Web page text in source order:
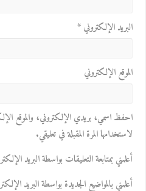
البريد الإلكتروني*
الموقع الإلكتروني
احفظ اسمي، بريدي الإلكتروني، والموقع
لاستخدامها المرة المقبلة في تعليقي.
أعلمني بمتابعة التعليقات بواسطة البريد
أعلمني بالمواضيع الجديدة بواسطة البريد